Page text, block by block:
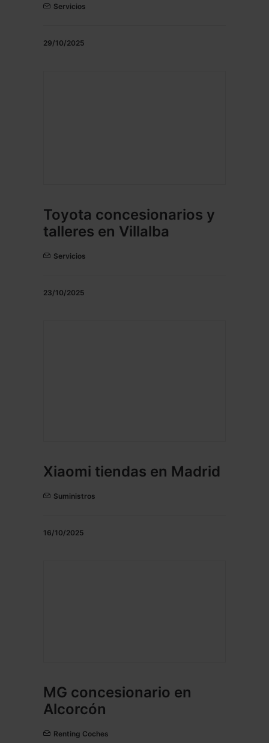
Servicios
29/10/2025
Toyota concesionarios y
talleres en Villalba
Servicios
23/10/2025
Xiaomi tiendas en Madrid
Suministros
16/10/2025
MG concesionario en
Alcorcón
Renting Coches